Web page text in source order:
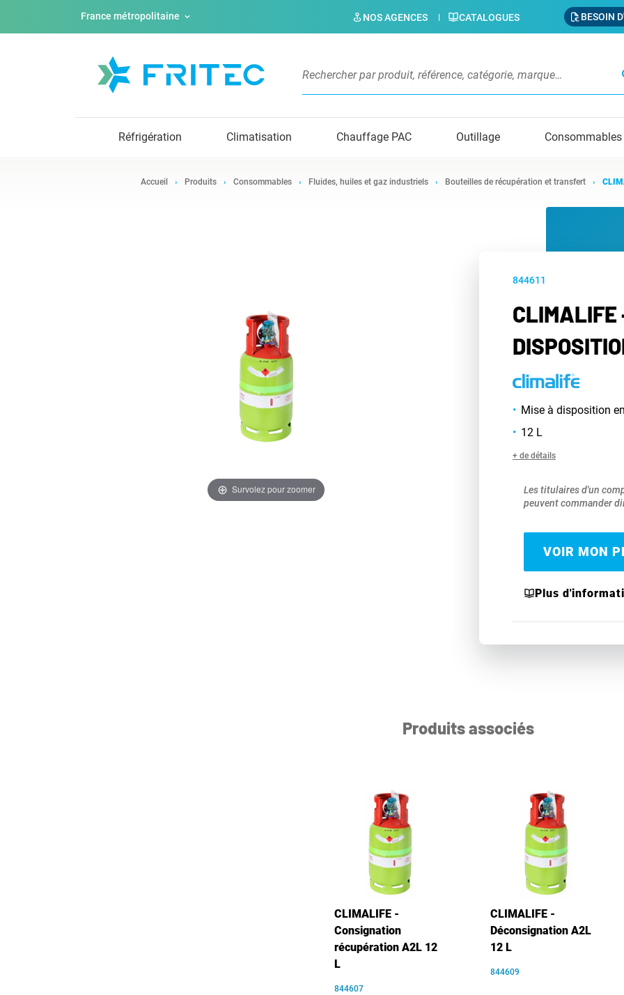
France métropolitaine NOS AGENCES CATALOGUES BESOIN
Réfrigération Climatisation Chauffage PAC Outillage Consommables
Accueil Produits Consommables Fluides, huiles et gaz industriels Bouteilles de récupération et transfert
Survolez pour zoomer
844611
CLIMALIFE
Mise à disposition
12 L
+ de détails
Les titulaires d'un
peuvent commander
VOIR MON
Plus
Produits associés
CLIMALIFE -
Consignation
récupération A2L 12
L
844607
CLIMALIFE -
Déconsignation A2L
12 L
844609